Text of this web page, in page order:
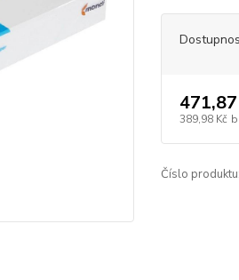
389,98 Kč
Číslo produktu: